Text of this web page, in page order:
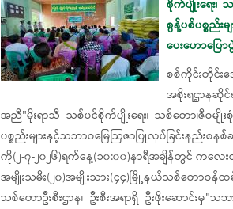
စိုက်ပျိုးရေး၊
စွန့်ပစ်ပစ္စည်း
ပေးဟောပြော
စစ်ကိုင်းတိုင်း
အစိုးရဌာနဆို
အညီ"မိုးရာသီ သစ်ပင်စိုက်ပျိုးရေး၊ သစ်တော၊ဇီဝမျိုး
ပစ္စည်းများနှင့်သဘာဝမြေဩဇာပြုလုပ်ခြင်
ကို(၂-၇-၂၀၂၆)ရက်နေ့(၁၀:၀၀)နာရီအချိန်တွင် ကလ
အမျိုးသမီး(၂၀)အမျိုးသား(၄၄)မြို့နယ်သစ်တော
သစ်တောဦးစီးဌာန၊ ဦးစီးအရာရှိ ဦးဖိုးဆောင်းမှ"